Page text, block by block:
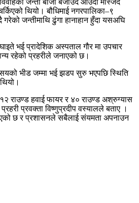
थियो। बौधिमाई नगरपालिका–९
जन्तीमाथि ढुंगा हानाहान हुँदा यसअघि
भई प्रादेशिक अस्पताल गौर मा उपचार
रहेको प्रहरीले जनाएको छ।
सयको भीड जम्मा भई झडप सुरु भएपछि स्थिति
राउण्ड हवाई फायर र ४० राउण्ड अश्रुग्यास
प्रवक्ता विष्णुप्रदीप वस्यालले बताए ।
छ र प्रशासनले सबैलाई संयमता अपनाउन